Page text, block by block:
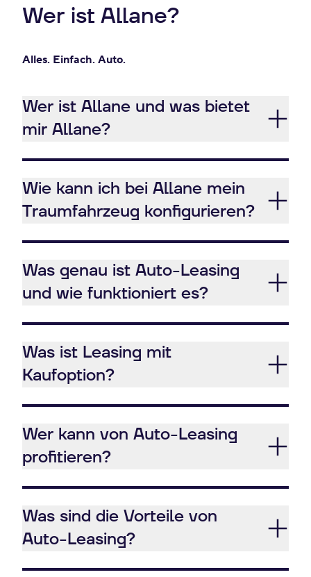
Wer ist Allane?
Alles. Einfach. Auto.
Wer ist Allane und was bietet
mir Allane?
Wie kann ich bei Allane mein
Traumfahrzeug konfigurieren?
Was genau ist Auto-Leasing
und wie funktioniert es?
Was ist Leasing mit
Kaufoption?
Wer kann von Auto-Leasing
profitieren?
Was sind die Vorteile von
Auto-Leasing?